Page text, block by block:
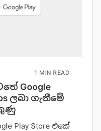
1 MIN READ
Google
ලබා ගැනීමේ
Play Store එකේ